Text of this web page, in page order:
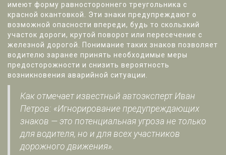
имеют форму равностороннего треугольника с
красной окантовкой. Эти знаки предупреждают о
возможной опасности впереди, будь то скользкий
участок дороги, крутой поворот или пересечение с
железной дорогой. Понимание таких знаков позволяет
водителю заранее принять необходимые меры
предосторожности и снизить вероятность
возникновения аварийной ситуации.
Как отмечает известный автоэксперт Иван
Петров: «Игнорирование предупреждающих
знаков — это потенциальная угроза не только
для водителя, но и для всех участников
дорожного движения».